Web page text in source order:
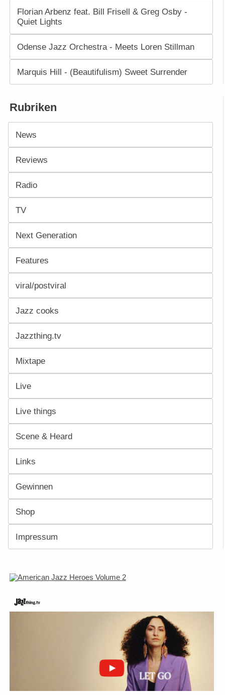
Florian Arbenz feat. Bill Frisell & Greg Osby -
Quiet Lights
Odense Jazz Orchestra - Meets Loren Stillman
Marquis Hill - (Beautifulism) Sweet Surrender
Rubriken
News
Reviews
Radio
TV
Next Generation
Features
viral/postviral
Jazz cooks
Jazzthing.tv
Mixtape
Live
Live things
Scene & Heard
Links
Gewinnen
Shop
Impressum